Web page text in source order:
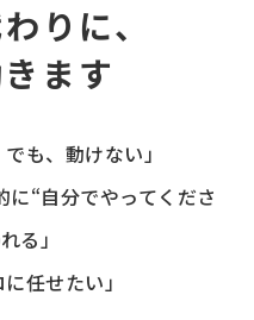
りに、
ます
も、動けない」
に“自分でやってくださ
る」
任せたい」